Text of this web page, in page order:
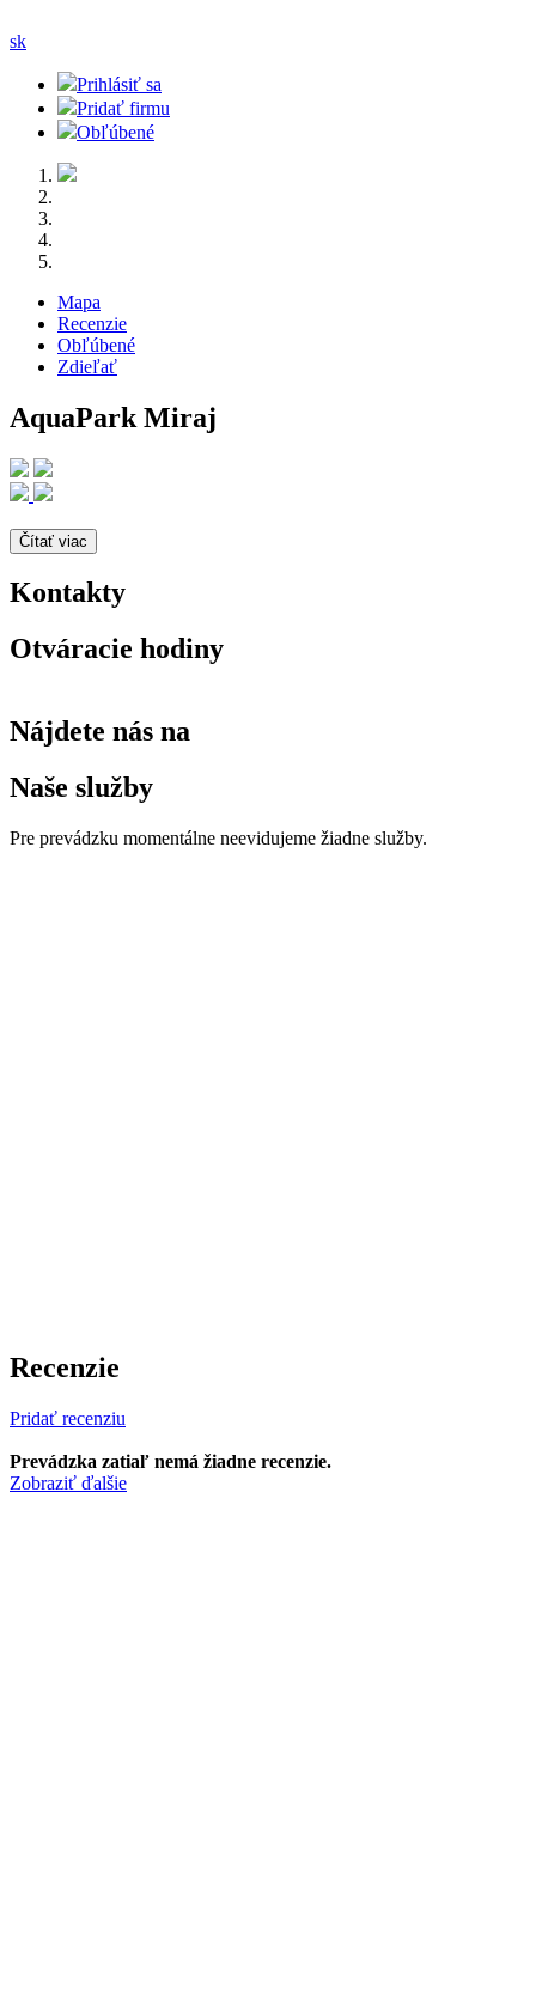
sk
Prihlásiť sa
Pridať firmu
Obľúbené
Mapa
Recenzie
Obľúbené
Zdieľať
AquaPark Miraj
Čítať viac
Kontakty
Otváracie hodiny
Nájdete nás na
Naše služby
Pre prevádzku momentálne neevidujeme žiadne služby.
Recenzie
Pridať recenziu
Prevádzka zatiaľ nemá žiadne recenzie.
Zobraziť ďalšie